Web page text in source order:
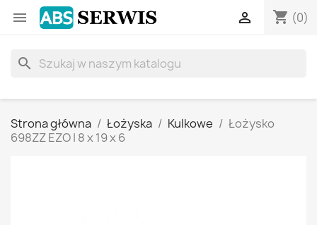
 shopping_cart (0)

search
Strona główna Łożyska Kulkowe
Łożysko
698ZZ EZO | 8 x 19 x 6